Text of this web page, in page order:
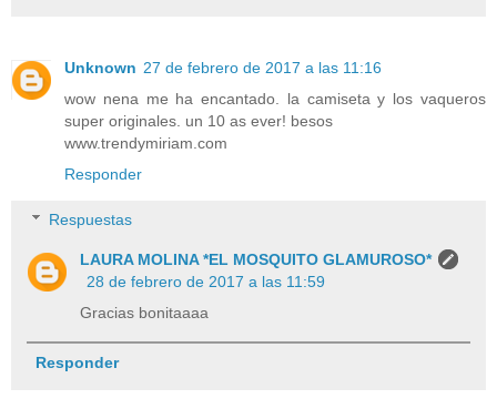
Unknown 27 de febrero de 2017 a las 11:16
wow nena me ha encantado. la camiseta y los vaqueros
super originales. un 10 as ever! besos
www.trendymiriam.com
Responder
Respuestas
LAURA MOLINA *EL MOSQUITO GLAMUROSO*
28 de febrero de 2017 a las 11:59
Gracias bonitaaaa
Responder